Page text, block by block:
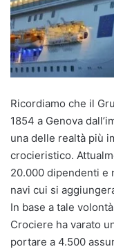
Ricordiamo che il
1854 a Genova
una delle realtà più
crocieristico.
20.000 dipendenti e
navi cui si
In base a tale
Crociere ha varato
portare a 4.500